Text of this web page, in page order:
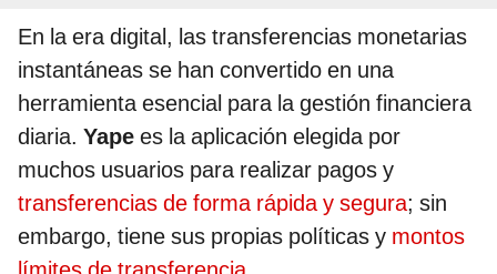
En la era digital, las transferencias monetarias
instantáneas se han convertido en una
herramienta esencial para la gestión financiera
diaria. Yape es la aplicación elegida por
muchos usuarios para realizar pagos y
transferencias de forma rápida y segura; sin
embargo, tiene sus propias políticas y montos